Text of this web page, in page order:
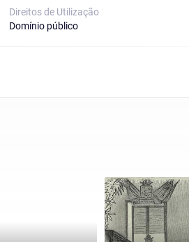
Direitos de Utilização
Domínio público